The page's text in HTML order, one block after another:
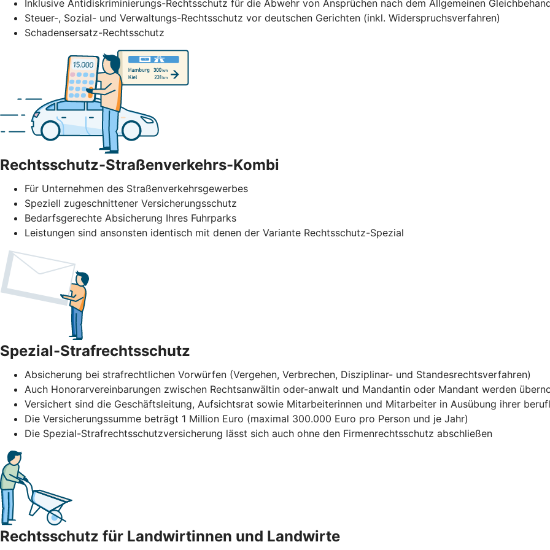
Inklusive Antidiskriminierungs-Rechtsschutz für die Abwehr von Ansprüchen nach dem Allgemeinen
Steuer-, Sozial- und Verwaltungs-Rechtsschutz vor deutschen Gerichten (inkl. Widerspruchsverfahren)
Schadensersatz-Rechtsschutz
Rechtsschutz-Straßenverkehrs-Kombi
Für Unternehmen des Straßenverkehrs­gewerbes
Speziell zugeschnittener Versicherungsschutz
Bedarfsgerechte Absicherung Ihres Fuhrparks
Leistungen sind ansonsten identisch mit denen der Variante Rechtsschutz-Spezial
Spezial-Strafrechtsschutz
Absicherung bei strafrechtlichen Vorwürfen (Vergehen, Verbrechen, Disziplinar- und Standesrechtsverfahren)
Auch Honorarvereinbarungen zwischen Rechtsanwältin oder-anwalt und Mandantin oder Mandant werden
Versichert sind die Geschäftsleitung, Aufsichtsrat sowie Mitarbeiterinnen und Mitarbeiter in Ausübung ihrer
Die Versicherungssumme beträgt 1 Million Euro (maximal 300.000 Euro pro Person und je Jahr)
Die Spezial-Strafrechtsschutzversicherung lässt sich auch ohne den Firmenrechtsschutz abschließen
Rechtsschutz für Landwirtinnen und Landwirte